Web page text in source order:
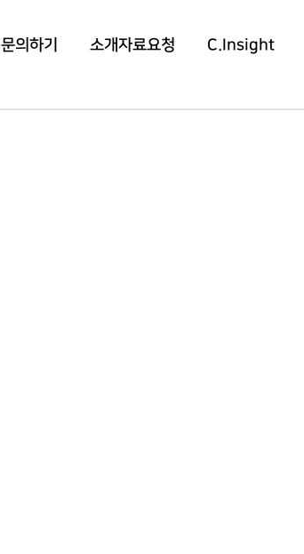
문의하기 소개자료요청 C.Insight